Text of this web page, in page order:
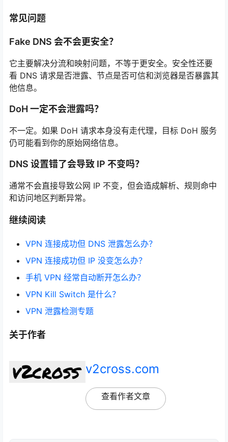
常见问题
Fake DNS 会不会更安全？
它主要解决分流和映射问题，不等于更安全。安全性还要
看 DNS 请求是否泄露、节点是否可信和浏览器是否暴露其
他信息。
DoH 一定不会泄露吗？
不一定。如果 DoH 请求本身没有走代理，目标 DoH 服务
仍可能看到你的原始网络信息。
DNS 设置错了会导致 IP 不变吗？
通常不会直接导致公网 IP 不变，但会造成解析、规则命中
和访问地区判断异常。
继续阅读
VPN 连接成功但 DNS 泄露怎么办？
VPN 连接成功但 IP 没变怎么办？
手机 VPN 经常自动断开怎么办？
VPN Kill Switch 是什么？
VPN 泄露检测专题
关于作者
v2cross.com
查看作者文章